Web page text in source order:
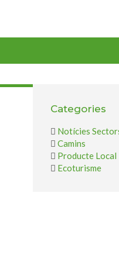
Categories
Notícies
Camins
Producte Local
Ecoturisme